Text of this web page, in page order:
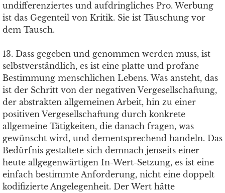
undifferenziertes und aufdringliches Pro. Werbung
ist das Gegenteil von Kritik. Sie ist Täuschung vor
dem Tausch.
13. Dass gegeben und genommen werden muss, ist
selbstverständlich, es ist eine platte und profane
Bestimmung menschlichen Lebens. Was ansteht, das
ist der Schritt von der negativen Vergesellschaftung,
der abstrakten allgemeinen Arbeit, hin zu einer
positiven Vergesellschaftung durch konkrete
allgemeine Tätigkeiten, die danach fragen, was
gewünscht wird, und dementsprechend handeln. Das
Bedürfnis gestaltete sich demnach jenseits einer
heute allgegenwärtigen In-Wert-Setzung, es ist eine
einfach bestimmte Anforderung, nicht eine doppelt
kodifizierte Angelegenheit. Der Wert hätte